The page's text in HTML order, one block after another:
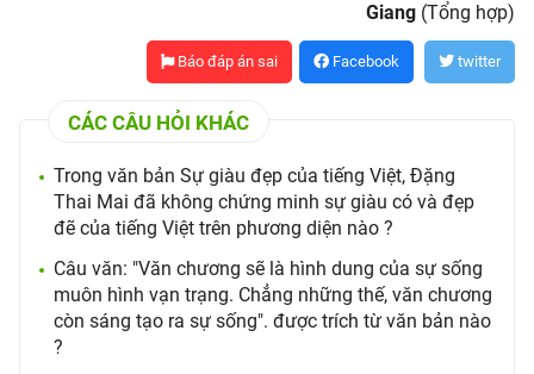
Giang (Tổng hợp)
Báo đáp án sai Facebook twitter
CÁC CÂU HỎI KHÁC
Trong văn bản Sự giàu đẹp của tiếng Việt, Đặng
Thai Mai đã không chứng minh sự giàu có và đẹp
đẽ của tiếng Việt trên phương diện nào ?
Câu văn: "Văn chương sẽ là hình dung của sự sống
muôn hình vạn trạng. Chẳng những thế, văn chương
còn sáng tạo ra sự sống". được trích từ văn bản nào
?